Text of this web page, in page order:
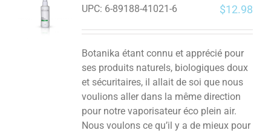
UPC: 6-89188-41021-6 $12.98
Botanika étant connu et apprécié pour
ses produits naturels, biologiques doux
et sécuritaires, il allait de soi que nous
voulions aller dans la même direction
pour notre vaporisateur éco plein air.
Nous voulons ce qu’il y a de mieux pour